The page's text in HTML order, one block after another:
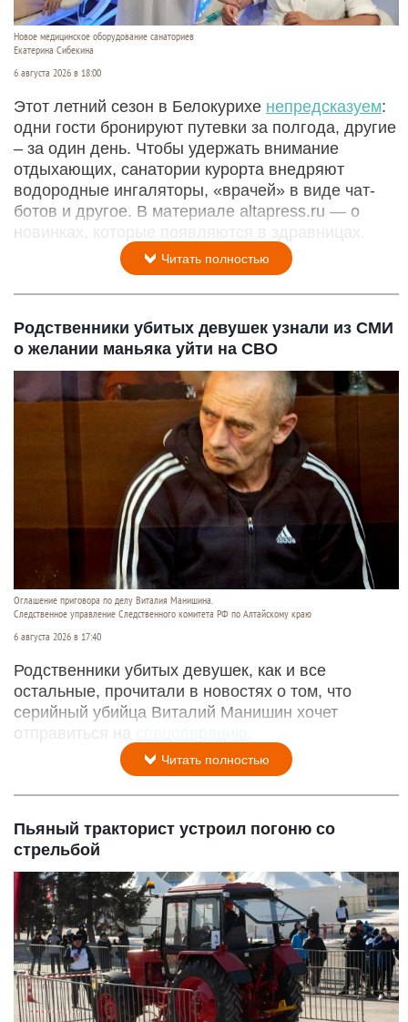
Новое медицинское оборудование санаториев
Екатерина Сибекина
6 августа 2026 в 18:00
Этот летний сезон в Белокурихе непредсказуем:
одни гости бронируют путевки за полгода, другие
– за один день. Чтобы удержать внимание
отдыхающих, санатории курорта внедряют
водородные ингаляторы, «врачей» в виде чат-
ботов и другое. В материале altapress.ru — о
новинках, которые появляются в здравницах.
Читать полностью
Родственники убитых девушек узнали из СМИ
о желании маньяка уйти на СВО
Оглашение приговора по делу Виталия Манишина.
Следственное управление Следственного комитета РФ по Алтайскому краю
6 августа 2026 в 17:40
Родственники убитых девушек, как и все
остальные, прочитали в новостях о том, что
серийный убийца Виталий Манишин хочет
отправиться на
Читать полностью
Пьяный тракторист устроил погоню со
стрельбой